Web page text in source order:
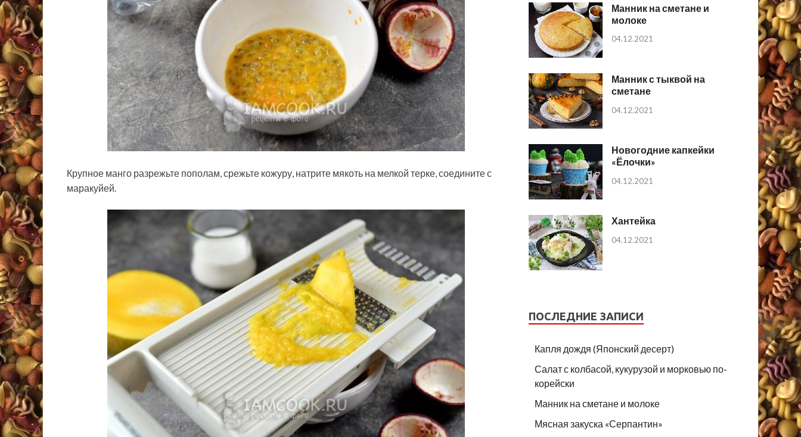
Крупное манго разрежьте пополам, срежьте кожуру, натрите мякоть на мелкой терке, соедините с
маракуйей.
Манник на сметане и
молоке
04.12.2021
Манник с тыквой на
сметане
04.12.2021
Новогодние капкейки
«Ёлочки»
04.12.2021
Хантейка
04.12.2021
ПОСЛЕДНИЕ ЗАПИСИ
Капля дождя (Японский десерт)
Салат с колбасой, кукурузой и морковью по-
корейски
Манник на сметане и молоке
Мясная закуска «Серпантин»